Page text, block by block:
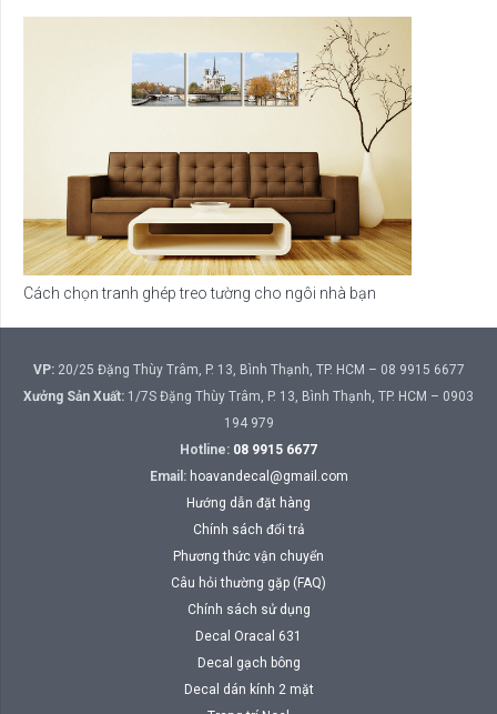
Cách chọn tranh ghép treo tường cho ngôi nhà bạn
VP:20/25 Đặng Thùy Trâm, P. 13, Bình Thạnh, TP. HCM – 08 9915 6677
Xưởng Sản Xuất: 1/7S Đặng Thùy Trâm, P. 13, Bình Thạnh, TP. HCM – 0903
194 979
Hotline: 08 9915 6677
Email: hoavandecal@gmail.com
Hướng dẫn đặt hàng
Chính sách đổi trả
Phương thức vận chuyển
Câu hỏi thường gặp (FAQ)
Chính sách sử dụng
Decal Oracal 631
Decal gạch bông
Decal dán kính 2 mặt